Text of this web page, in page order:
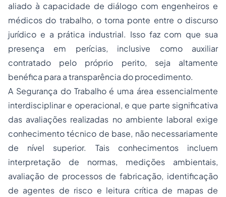
aliado à capacidade de diálogo com engenheiros e
médicos do trabalho, o torna ponte entre o discurso
jurídico e a prática industrial. Isso faz com que sua
presença em perícias, inclusive como auxiliar
contratado pelo próprio perito, seja altamente
benéfica para a transparência do procedimento.
A Segurança do Trabalho é uma área essencialmente
interdisciplinar e operacional, e que parte significativa
das avaliações realizadas no ambiente laboral exige
conhecimento técnico de base, não necessariamente
de nível superior. Tais conhecimentos incluem
interpretação de normas, medições ambientais,
avaliação de processos de fabricação, identificação
de agentes de risco e leitura crítica de mapas de